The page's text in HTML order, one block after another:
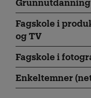
Fagskole i
og TV
Fagskole i
Enkeltemner